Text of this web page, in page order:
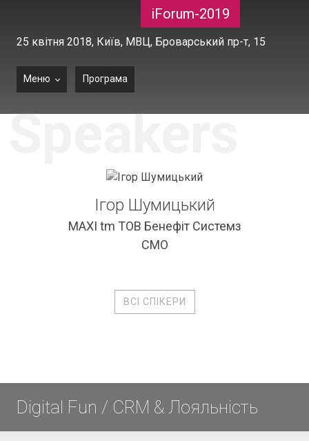
iForum-2019
25 квітня 2018, Київ, МВЦ, Броварський пр-т, 15
Меню Програма
Speakers
Ігор Шумицький
MAXI tm ТОВ Бенефіт Системз
СМО
ВСІ СПІКЕРИ
Digital Fun / CRM & Лояльність